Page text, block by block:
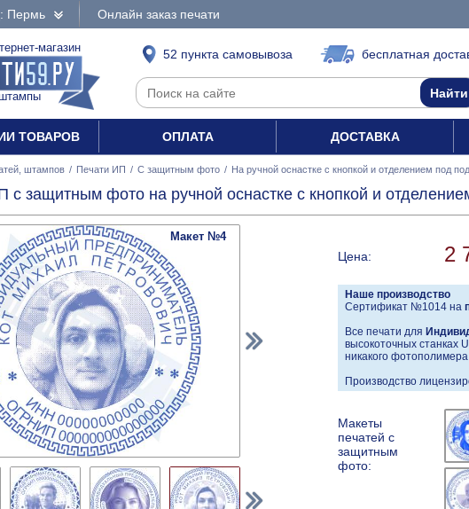
Пермь Онлайн заказ печати
магазин 52 пункта самовывоза бесплатная
ТОВАРОВ ОПЛАТА ДОСТАВКА
штампов / Печати ИП / С защитным фото / На ручной оснастке с кнопкой и отделением под
с защитным фото на ручной оснастке с кнопкой и
Цена: 2
Наше производство
Сертификат №1014 на
Все печати для
высокоточных станках
никакого
Производство
Макеты
печатей с
защитным
фото:
Макет №4